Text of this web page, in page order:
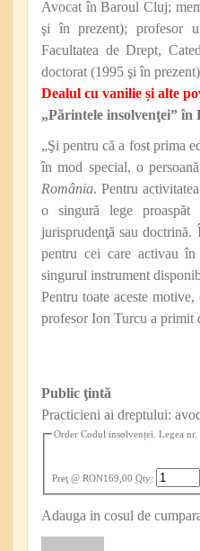
Avocat în Baroul Cluj;
şi în prezent); profesor
Facultatea de Drept,
doctorat (1995 şi în
Dealul cu vanilie și alte
„Părintele insolvenţei” în
„Şi pentru că a fost prima
în mod special, o
România. Pentru
o singură lege proaspăt
jurisprudenţă sau
pentru cei care activau în
singurul instrument
Pentru toate aceste
profesor Ion Turcu a primit
Public ţintă
Practicieni ai dreptului:
Order Codul insolvenței. Legea
Preţ @ RON169,00 Qty:
Adauga in cosul de